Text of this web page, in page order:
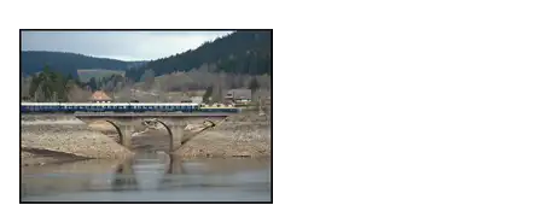
0 611 BR 611
0 628 BR 628 · 928 · BR 629
E-Loks | Altbau
E 44 BR 144 · DR 244
E 44W BR 145